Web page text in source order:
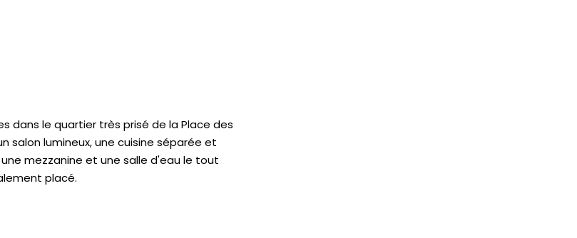
dans le quartier très prisé de la Place des
salon lumineux, une cuisine séparée et
mezzanine et une salle d'eau le tout
placé.